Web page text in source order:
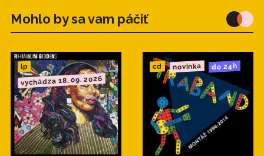
Mohlo by sa vam páčiť
lp
vychádza 18. 09. 2026
cd novinka do 24h